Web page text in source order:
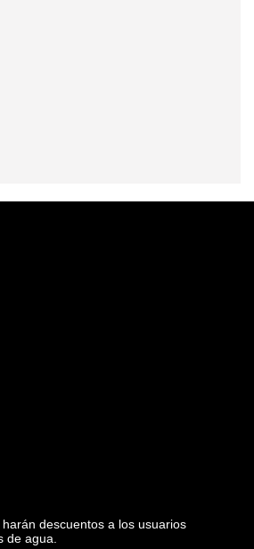
harán descuentos a los usuarios
de agua.